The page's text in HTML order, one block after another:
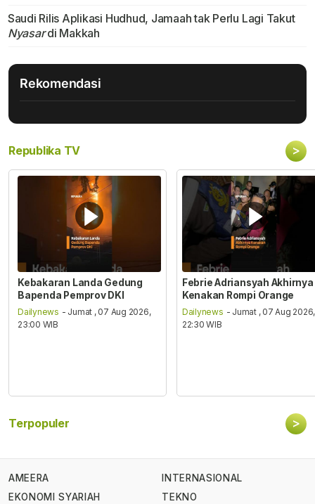
Saudi Rilis Aplikasi Hudhud, Jamaah tak Perlu Lagi Takut
Nyasardi Makkah
Rekomendasi
Republika TV >
Kebakaran Landa Gedung
Bapenda Pemprov DKI
Dailynews - Jumat , 07 Aug 2026,
23:00 WIB
Febrie Adriansyah Akhirnya
Kenakan Rompi Orange
Dailynews - Jumat , 07 Aug 2026,
22:30 WIB
Terpopuler >
AMEERA
EKONOMI SYARIAH
INTERNASIONAL
TEKNO